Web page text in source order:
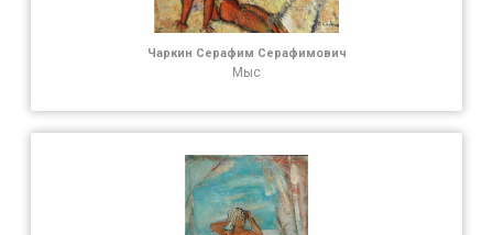
Чаркин Серафим Серафимович
Мыс